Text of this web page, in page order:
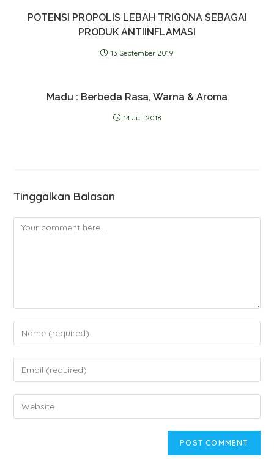
POTENSI PROPOLIS LEBAH TRIGONA SEBAGAI
PRODUK ANTIINFLAMASI
13 September 2019
Madu : Berbeda Rasa, Warna & Aroma
14 Juli 2018
Tinggalkan Balasan